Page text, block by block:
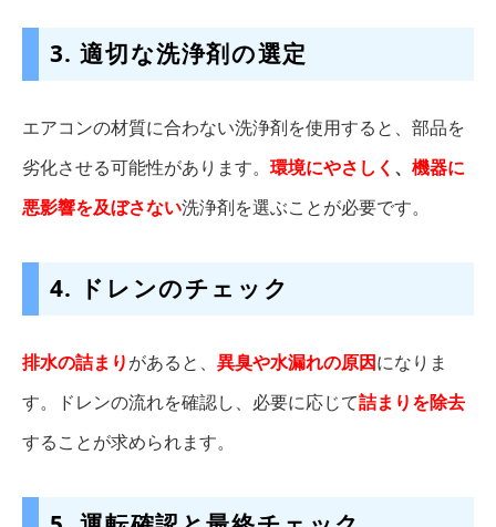
3. 適切な洗浄剤の選定
エアコンの材質に合わない洗浄剤を使用すると、部品を
劣化させる可能性があります。 環境にやさしく 、 機器に
悪影響を及ぼさない洗浄剤を選ぶことが必要です。
4. ドレンのチェック
排水の詰まりがあると、 異臭や水漏れの原因になりま
す。ドレンの流れを確認し、必要に応じて詰まりを除去
することが求められます。